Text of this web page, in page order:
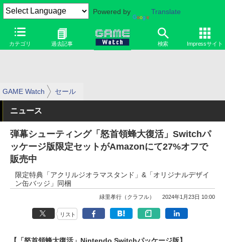
Powered by Translate
カテゴリ 過去記事 検索 Impressサイト
GAME Watch セール
ニュース
弾幕シューティング「怒首領蜂大復活」Switchパ
ッケージ版限定セットがAmazonにて27%オフで
販売中
限定特典「アクリルジオラマスタンド」&「オリジナルデザイ
ン缶バッジ」同梱
緑里孝行（クラフル） 2024年1月23日 10:00
リスト